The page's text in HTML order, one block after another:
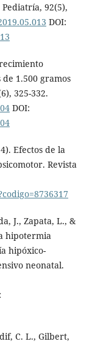
92(5),
DOI:
1.500 gramos
325-332.
DOI:
Efectos de la
Revista
J., Zapata, L., &
hipotermia
hipóxico-
neonatal.
C. L., Gilbert,